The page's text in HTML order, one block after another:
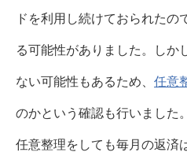
ドを利用し続けておられたの
る可能性がありました。しか
ない可能性もあるため、 任意
のかという確認も行いました。
任意整理をしても毎月の返済